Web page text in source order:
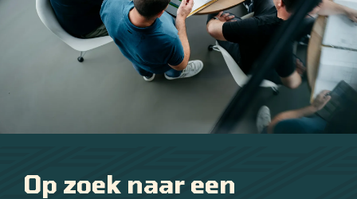
Op zoek naar een